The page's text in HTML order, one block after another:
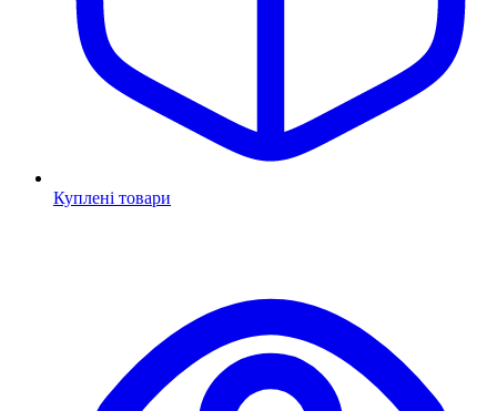
Куплені товари